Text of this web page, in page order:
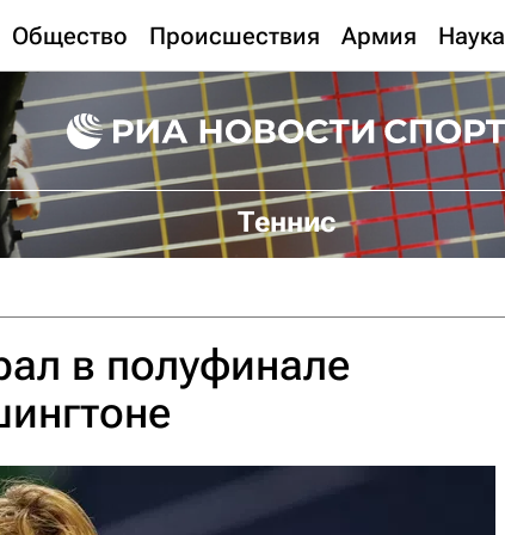
Общество Происшествия Армия Наука
Теннис
в полуфинале